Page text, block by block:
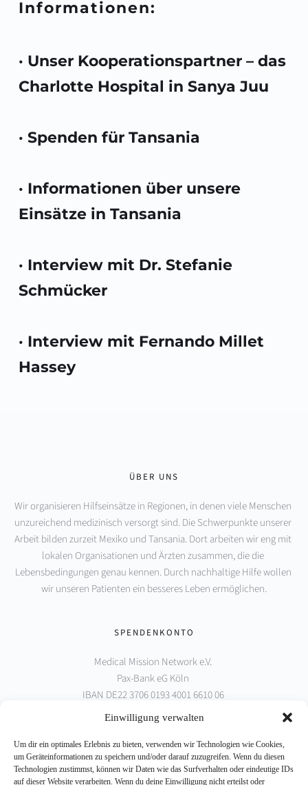
Einwilligung verwalten
Um dir ein optimales Erlebnis zu bieten, verwenden wir Technologien wie Cookies,
um Geräteinformationen zu speichern und/oder darauf zuzugreifen. Wenn du diesen
Technologien zustimmst, können wir Daten wie das Surfverhalten oder eindeutige IDs
auf dieser Website verarbeiten. Wenn du deine Einwilligung nicht erteilst oder
Informationen:
· Unser Kooperationspartner – das
Charlotte Hospital in Sanya Juu
· Spenden für Tansania
· Informationen über unsere
Einsätze in Tansania
· Interview mit Dr. Stefanie
Schmücker
· Interview mit Fernando Millet
Hassey
ÜBER UNS
Wir organisieren Hilfseinsätze in Regionen, in denen viele Menschen
unzureichend medizinisch versorgt sind. Die Schwerpunkte unserer
Arbeit bilden zurzeit Mexiko und Tansania. Dort arbeiten wir eng mit
lokalen Organisationen und Ärzten zusammen, die die
Lebensbedingungen genau kennen. Durch nachhaltige Hilfe wollen
wir unseren Patienten ein besseres Leben ermöglichen.
SPENDENKONTO
Medical Mission Network e.V.
Pax-Bank eG Köln
IBAN DE22 3706 0193 4001 6610 06
BIC GENODED1PAX
PARTNER